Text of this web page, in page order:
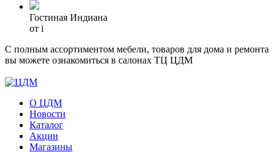
Гостиная Индиана
от i
С полным ассортиментом мебели, товаров для дома и ремонта
вы можете ознакомиться в салонах ТЦ ЦДМ
О ЦДМ
Новости
Каталог
Акции
Магазины